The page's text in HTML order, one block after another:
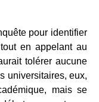
pour identifier
en appelant au
tolérer aucune
universitaires, eux,
mais se